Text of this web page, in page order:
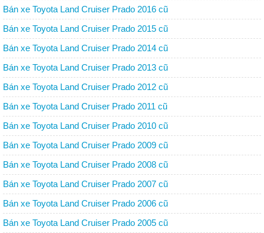
Bán xe Toyota Land Cruiser Prado 2016 cũ
Bán xe Toyota Land Cruiser Prado 2015 cũ
Bán xe Toyota Land Cruiser Prado 2014 cũ
Bán xe Toyota Land Cruiser Prado 2013 cũ
Bán xe Toyota Land Cruiser Prado 2012 cũ
Bán xe Toyota Land Cruiser Prado 2011 cũ
Bán xe Toyota Land Cruiser Prado 2010 cũ
Bán xe Toyota Land Cruiser Prado 2009 cũ
Bán xe Toyota Land Cruiser Prado 2008 cũ
Bán xe Toyota Land Cruiser Prado 2007 cũ
Bán xe Toyota Land Cruiser Prado 2006 cũ
Bán xe Toyota Land Cruiser Prado 2005 cũ